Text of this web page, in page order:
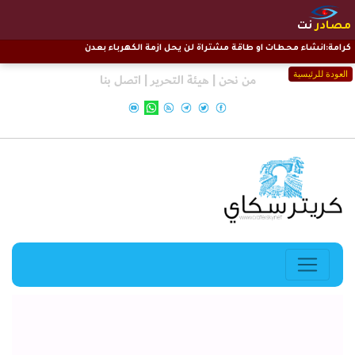
مصادرنت
العودة للرئيسية
كرامة:انشاء محطات او طاقة مشتراة لن يحل ازمة الكهرباء بعدن